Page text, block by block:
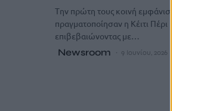
Tην πρώτη τους κοινή εμφάνιση στο
πραγματοποίησαν η Κέιτι Πέρι και ο
επιβεβαιώνοντας με…
Newsroom 9 Ιουνίου, 2026